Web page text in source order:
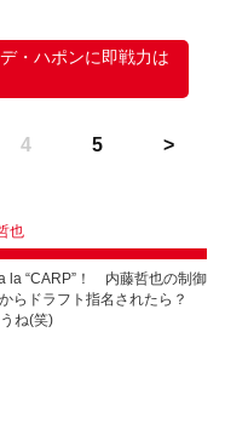
・ハポンに即戦力は
4 5
也
la “CARP”！ 内藤哲也の制御
らドラフト指名されたら？
ね(笑)